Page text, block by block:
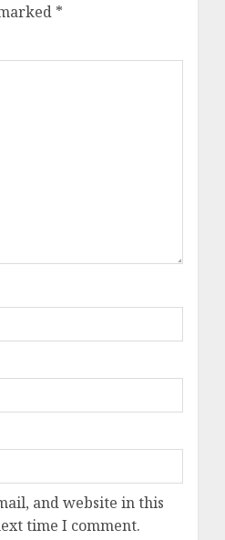
*
and website in this
time I comment.